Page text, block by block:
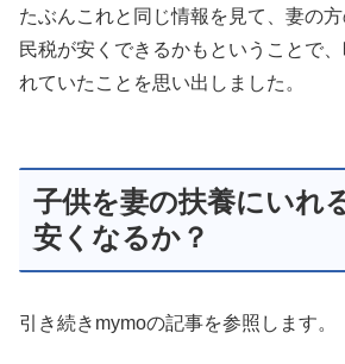
たぶんこれと同じ情報を見て、妻の
民税が安くできるかもということで
れていたことを思い出しました。
子供を妻の扶養にいれ
安くなるか？
引き続きmymoの記事を参照します。